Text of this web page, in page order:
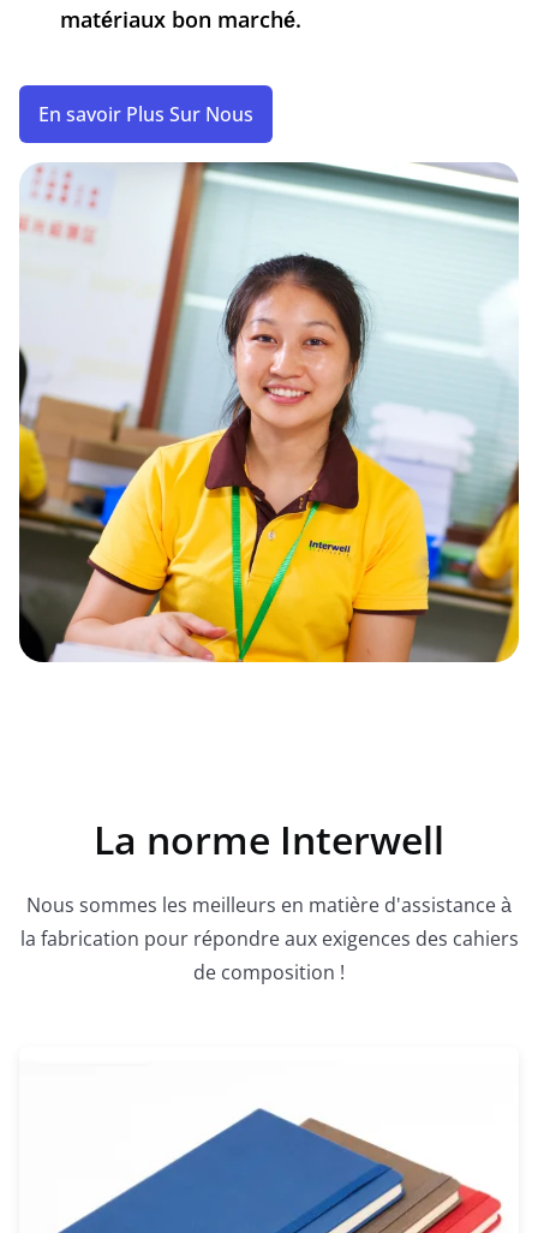
matériaux bon marché.
En savoir Plus Sur Nous
La norme Interwell
Nous sommes les meilleurs en matière d'assistance à
la fabrication pour répondre aux exigences des cahiers
de composition !